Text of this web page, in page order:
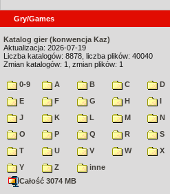
Gry/Games
Katalog gier (konwencja Kaz)
Aktualizacja: 2026-07-19
Liczba katalogów: 8878, liczba plików: 40040
Zmian katalogów: 1, zmian plików: 1
0-9 A B C
D
E
F G H
I
J
K L M
N
O
P Q R
S
T
U V W
X
Y
Z
inne
Całość 3074 MB